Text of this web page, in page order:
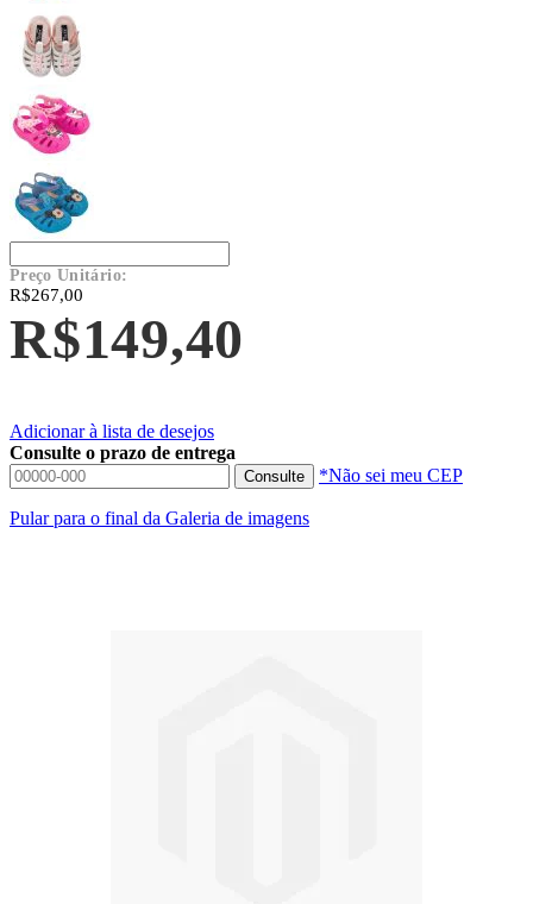
Preço Unitário:
R$267,00
R$149,40
Adicionar à lista de desejos
Consulte o prazo de entrega
Consulte *Não sei meu CEP
Pular para o final da Galeria de imagens